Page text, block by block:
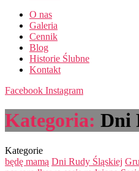
O nas
Galeria
Cennik
Blog
Historie Ślubne
Kontakt
Facebook Instagram
Kategoria: Dni
Kategorie
będę mamą Dni Rudy Śląskiej